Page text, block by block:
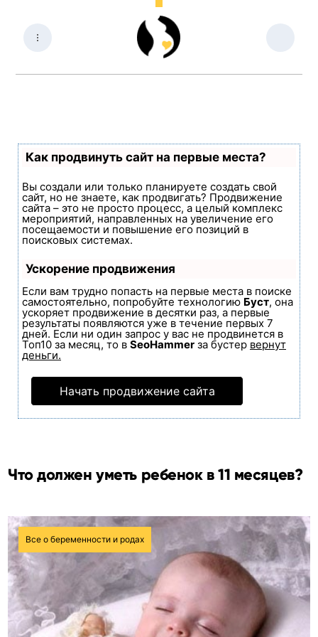
Как продвинуть сайт на первые места?
Вы создали или только планируете создать свой
сайт, но не знаете, как продвигать? Продвижение
сайта – это не просто процесс, а целый комплекс
мероприятий, направленных на увеличение его
посещаемости и повышение его позиций в
поисковых системах.
Ускорение продвижения
Если вам трудно попасть на первые места в поиске
самостоятельно, попробуйте технологию Буст, она
ускоряет продвижение в десятки раз, а первые
результаты появляются уже в течение первых 7
дней. Если ни один запрос у вас не продвинется в
Топ10 за месяц, то в SeoHammer за бустер вернут
деньги.
Начать продвижение сайта
Что должен уметь ребенок в 11 месяцев?
Все о беременности и родах